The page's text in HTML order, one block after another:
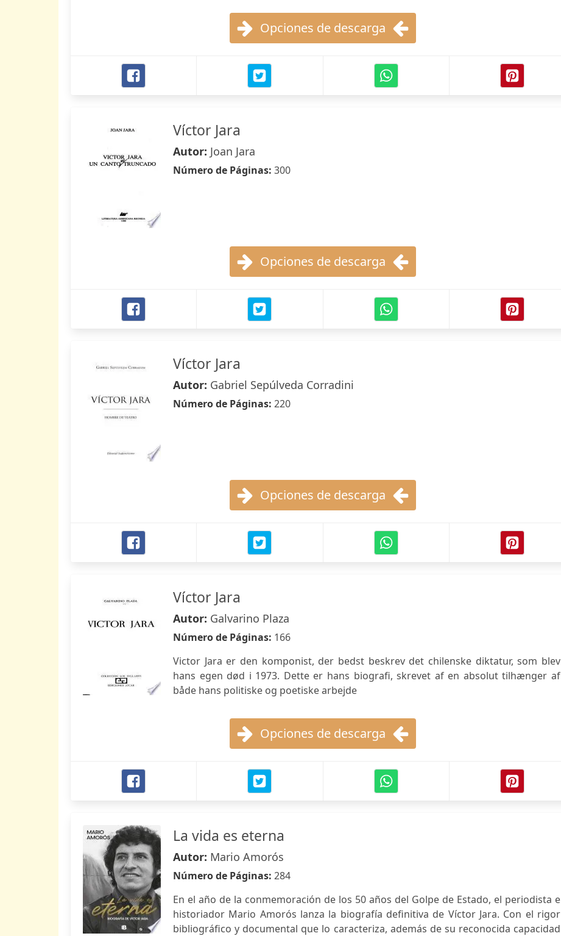
Opciones de descarga
Víctor Jara
Autor: Joan Jara
Número de Páginas: 300
Opciones de descarga
Víctor Jara
Autor: Gabriel Sepúlveda Corradini
Número de Páginas: 220
Opciones de descarga
Víctor Jara
Autor: Galvarino Plaza
Número de Páginas: 166
Victor Jara er den komponist, der bedst beskrev det chilenske diktatur, som blev
hans egen død i 1973. Dette er hans biografi, skrevet af en absolut tilhænger af
både hans politiske og poetiske arbejde
Opciones de descarga
La vida es eterna
Autor: Mario Amorós
Número de Páginas: 284
En el año de la conmemoración de los 50 años del Golpe de Estado, el periodista e
historiador Mario Amorós lanza la biografía definitiva de Víctor Jara. Con el rigor
bibliográfico y documental que lo caracteriza, además de su reconocida capacidad